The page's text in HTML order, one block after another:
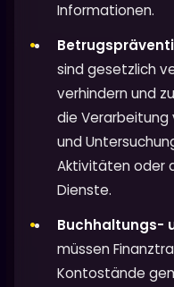
Informationen.
sind gesetzlich
verhindern und
die Verarbeitung
und
Aktivitäten oder
Dienste.
Buchhaltungs-
müssen
Kontostände